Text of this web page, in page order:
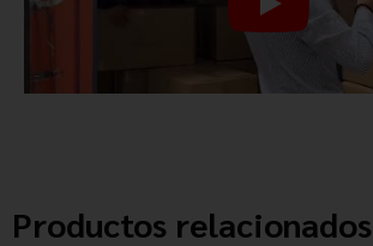
Productos relacionados